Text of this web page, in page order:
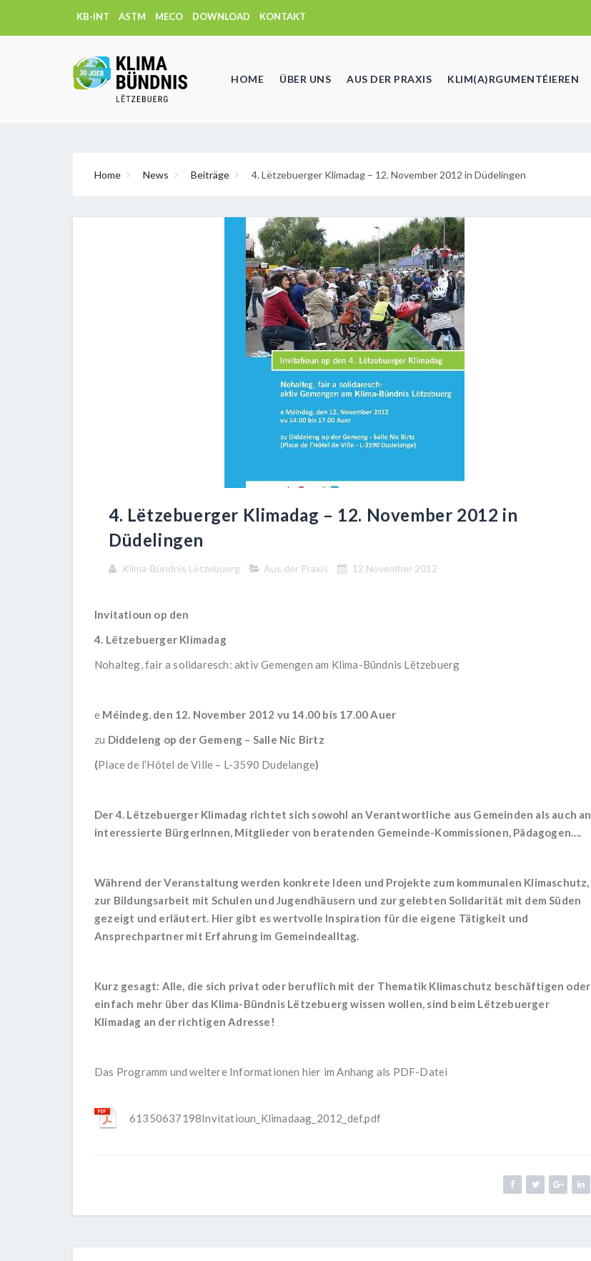
KB-INT ASTM MECO DOWNLOAD KONTAKT
HOME ÜBER UNS AUS DER PRAXIS KLIM(A)RGUMENTÉIEREN
Home News Beiträge 4. Lëtzebuerger Klimadag – 12. November 2012 in Düdelingen
4. Lëtzebuerger Klimadag – 12. November 2012 in
Düdelingen
Klima-Bündnis Lëtzebuerg Aus der Praxis 12 November 2012
Invitatioun op den
4. Lëtzebuerger Klimadag
Nohalteg, fair a solidaresch: aktiv Gemengen am Klima-Bündnis Lëtzebuerg
e Méindeg, den 12. November 2012 vu 14.00 bis 17.00 Auer
zu Diddeleng op der Gemeng – Salle Nic Birtz
(Place de l’Hôtel de Ville – L-3590 Dudelange)
Der 4. Lëtzebuerger Klimadag richtet sich sowohl an Verantwortliche aus Gemeinden als auch an
interessierte BürgerInnen, Mitglieder von beratenden Gemeinde-Kommissionen, Pädagogen….
Während der Veranstaltung werden konkrete Ideen und Projekte zum kommunalen Klimaschutz,
zur Bildungsarbeit mit Schulen und Jugendhäusern und zur gelebten Solidarität mit dem Süden
gezeigt und erläutert. Hier gibt es wertvolle Inspiration für die eigene Tätigkeit und
Ansprechpartner mit Erfahrung im Gemeindealltag.
Kurz gesagt: Alle, die sich privat oder beruflich mit der Thematik Klimaschutz beschäftigen oder
einfach mehr über das Klima-Bündnis Lëtzebuerg wissen wollen, sind beim Lëtzebuerger
Klimadag an der richtigen Adresse!
Das Programm und weitere Informationen hier im Anhang als PDF-Datei
61350637198Invitatioun_Klimadaag_2012_def.pdf